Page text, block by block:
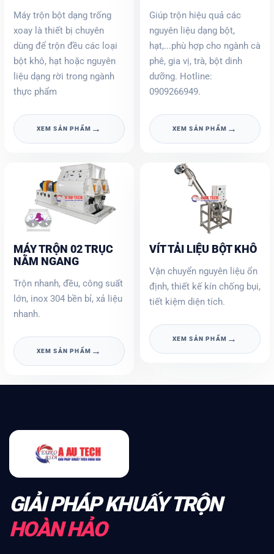
Máy trộn bột dạng trống
xoay là thiết bị chuyên
dùng để trộn đều các loại
bột khô, hạt hoặc nguyên
liệu dạng rời trong ngành
thực phẩm
XEM SẢN PHẨM →
Giúp trộn hiệu quả các
nguyên liệu dạng bột,
hạt,...phù hợp cho ngành cà
phê, gia vị, trà, bột dinh
dưỡng. Hotline:
0909266949.
XEM SẢN PHẨM →
MÁY TRỘN 02 TRỤC
NẰM NGANG
Trộn nhanh, đều, công suất
lớn, inox 304 bền bỉ, xả liệu
nhanh.
XEM SẢN PHẨM →
VÍT TẢI LIỆU BỘT KHÔ
Vận chuyển nguyên liệu ổn
định, thiết kế kín chống bụi,
tiết kiệm diện tích.
XEM SẢN PHẨM →
GIẢI PHÁP KHUẤY TRỘN
HOÀN HẢO